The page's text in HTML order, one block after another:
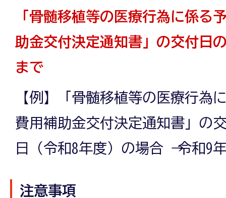
「骨髄移植等の医療行為に係る
助金交付決定通知書」の交付日
まで
【例】「骨髄移植等の医療行為
費用補助金交付決定通知書」の
日（令和8年度）の場合 → 令和9
注意事項